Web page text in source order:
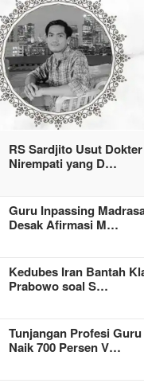
RS Sardjito Usut Dokter
Nirempati yang D…
Guru Inpassing
Desak Afirmasi M…
Kedubes Iran Bantah
Prabowo soal S…
Tunjangan Profesi Guru
Naik 700 Persen V…